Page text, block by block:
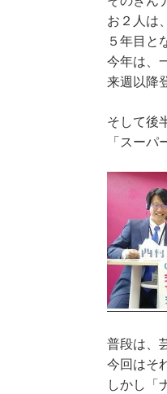
お２人は
５年目と
今年は、
来週以降
そして後
「スー
普段は、
今回はそ
しかし「